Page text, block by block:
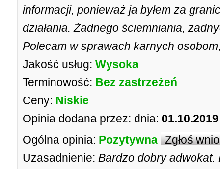
informacji, ponieważ ja byłem za
działania. Żadnego ściemniania,
Polecam w sprawach karnych
Jakość usług: Wysoka
Terminowość: Bez zastrzeżeń
Ceny: Niskie
Opinia dodana przez: dnia:
Ogólna opinia: Pozytywna Zgłoś
Uzasadnienie: Bardzo dobry adwokat.